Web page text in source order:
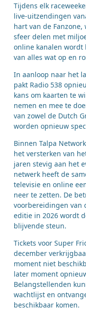
Tijdens elk
live-uitzendingen
hart van de Fanzone,
sfeer delen met
online kanalen wordt
van alles wat op en
In aanloop naar het
pakt Radio 538
kans om kaarten te
nemen en mee te
van zowel de Dutch
worden opnieuw
Binnen Talpa
het versterken van
jaren stevig aan het
netwerk heeft de
televisie en online
neer te zetten. De
voorbereidingen van
editie in 2026 wordt
blijvende steun.
Tickets voor Super
december
moment niet
later moment
Belangstellenden
wachtlijst en
beschikbaar komen.